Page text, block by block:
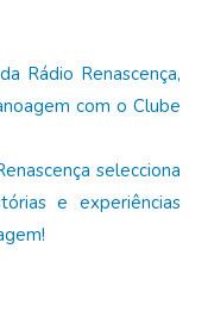
Rádio Renascença,
com o Clube
selecciona
e experiências